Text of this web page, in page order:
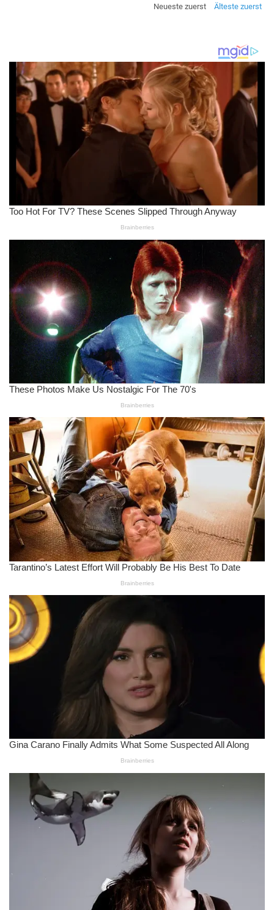
Neueste zuerst Älteste zuerst